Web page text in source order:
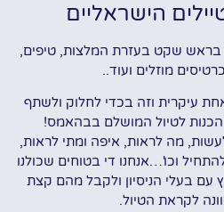
הישראליים
בראש שקט בעזרת המלצות, טיפים,
מוזלים ועוד..
עיקרית וזה בכדי לחלוק ולשתף
לטיול המושלם בבהאמס!
מה לראות, איפה ומתי לראות,
וכו'…אנחנו די בטוחים שכולנו
עם בעלי הניסיון ולקבל מהם קצת
לקראת הטיול.